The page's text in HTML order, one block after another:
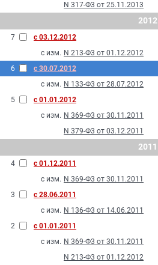
N 317-Ф3 от 25.11.2013
2012
7
с 03.12.2012
с изм. N 213-Ф3 от 01.12.2012
6
с 30.07.2012
с изм. N 133-Ф3 от 28.07.2012
5
с 01.01.2012
с изм. N 369-Ф3 от 30.11.2011
N 379-Ф3 от 03.12.2011
2011
4
с 01.12.2011
с изм. N 369-Ф3 от 30.11.2011
3
с 28.06.2011
с изм. N 136-Ф3 от 14.06.2011
2
с 01.01.2011
с изм. N 369-Ф3 от 30.11.2011
N 213-Ф3 от 01.12.2012